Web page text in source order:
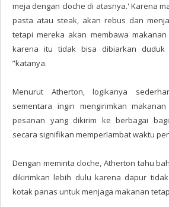
meja dengan cloche di atasnya.' Karena
pasta atau steak, akan rebus dan
tetapi mereka akan membawa
karena itu tidak bisa dibiarkan duduk
”katanya.
Menurut Atherton, logikanya
sementara ingin mengirimkan
pesanan yang dikirim ke berbagai
secara signifikan memperlambat waktu
Dengan meminta cloche, Atherton tahu
dikirimkan lebih dulu karena dapur
kotak panas untuk menjaga makanan